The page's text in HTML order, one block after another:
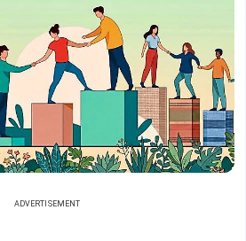
ADVERTISEMENT